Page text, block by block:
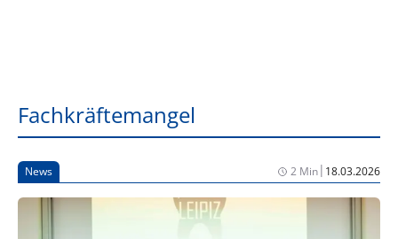
Fachkräftemangel
News 2 Min| 18.03.2026